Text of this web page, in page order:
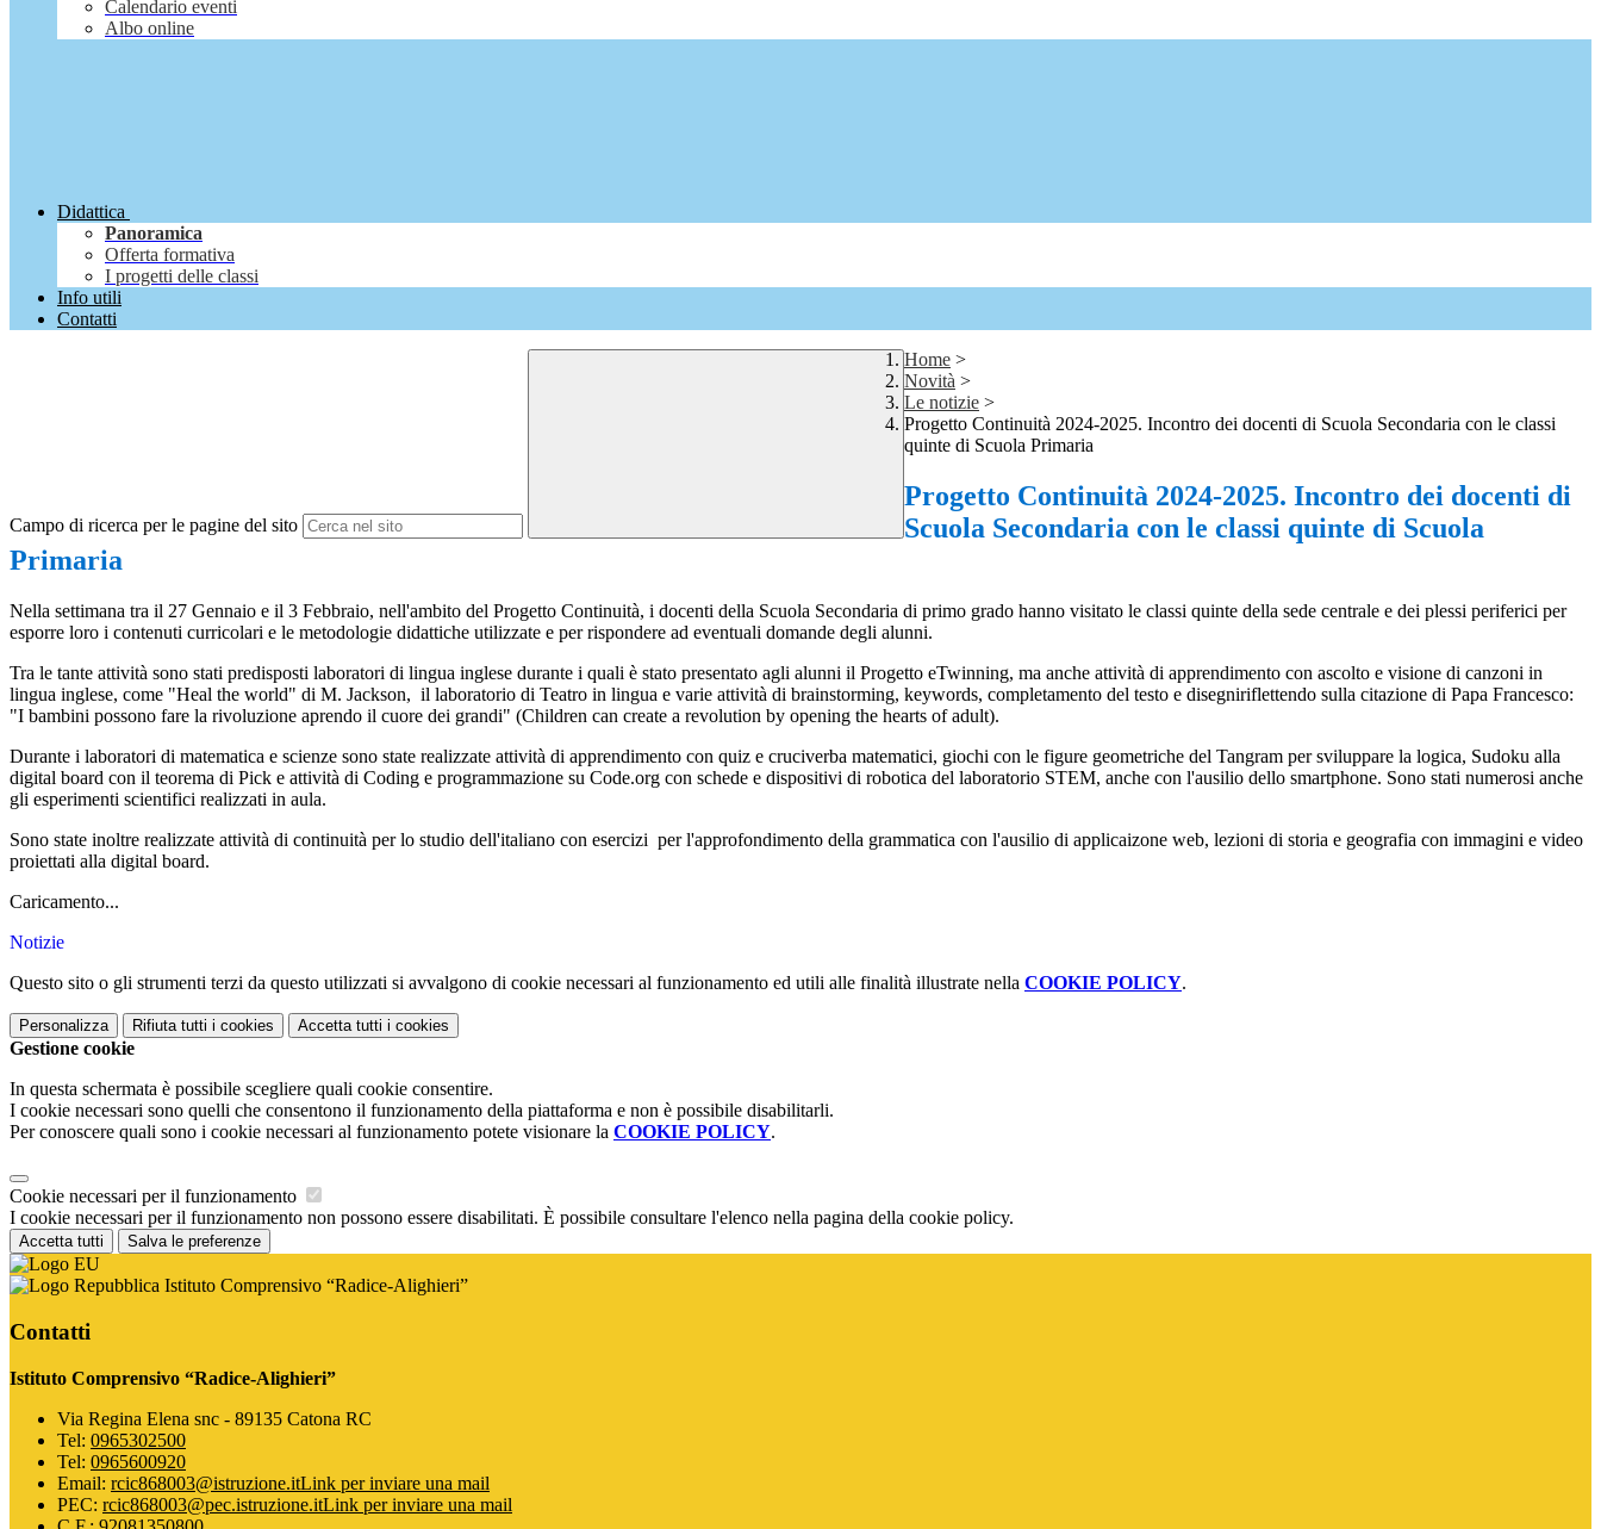
Calendario eventi
Albo online
Didattica
Panoramica
Offerta formativa
I progetti delle classi
Info utili
Contatti
Campo di ricerca per le pagine del sito
Home >
Novità >
Le notizie >
Progetto Continuità 2024-2025. Incontro dei docenti di Scuola Secondaria con le classi
quinte di Scuola Primaria
Progetto Continuità 2024-2025. Incontro dei docenti di
Scuola Secondaria con le classi quinte di Scuola
Primaria
Nella settimana tra il 27 Gennaio e il 3 Febbraio, nell'ambito del Progetto Continuità, i docenti della Scuola Secondaria di primo grado hanno visitato le classi quinte della sede centrale e dei plessi periferici per
esporre loro i contenuti curricolari e le metodologie didattiche utilizzate e per rispondere ad eventuali domande degli alunni.
Tra le tante attività sono stati predisposti laboratori di lingua inglese durante i quali è stato presentato agli alunni il Progetto eTwinning, ma anche attività di apprendimento con ascolto e visione di canzoni in
lingua inglese, come "Heal the world" di M. Jackson, il laboratorio di Teatro in lingua e varie attività di brainstorming, keywords, completamento del testo e disegniriflettendo sulla citazione di Papa Francesco:
"I bambini possono fare la rivoluzione aprendo il cuore dei grandi" (Children can create a revolution by opening the hearts of adult).
Durante i laboratori di matematica e scienze sono state realizzate attività di apprendimento con quiz e cruciverba matematici, giochi con le figure geometriche del Tangram per sviluppare la logica, Sudoku alla
digital board con il teorema di Pick e attività di Coding e programmazione su Code.org con schede e dispositivi di robotica del laboratorio STEM, anche con l'ausilio dello smartphone. Sono stati numerosi anche
gli esperimenti scientifici realizzati in aula.
Sono state inoltre realizzate attività di continuità per lo studio dell'italiano con esercizi per l'approfondimento della grammatica con l'ausilio di applicaizone web, lezioni di storia e geografia con immagini e video
proiettati alla digital board.
Caricamento...
Notizie
Questo sito o gli strumenti terzi da questo utilizzati si avvalgono di cookie necessari al funzionamento ed utili alle finalità illustrate nella COOKIE POLICY.
Personalizza Rifiuta tutti i cookies Accetta tutti i cookies
Gestione cookie
In questa schermata è possibile scegliere quali cookie consentire.
I cookie necessari sono quelli che consentono il funzionamento della piattaforma e non è possibile disabilitarli.
Per conoscere quali sono i cookie necessari al funzionamento potete visionare la COOKIE POLICY.
Cookie necessari per il funzionamento
I cookie necessari per il funzionamento non possono essere disabilitati. È possibile consultare l'elenco nella pagina della cookie policy.
Accetta tutti Salva le preferenze
Istituto Comprensivo “Radice-Alighieri”
Contatti
Istituto Comprensivo “Radice-Alighieri”
Via Regina Elena snc - 89135 Catona RC
Tel: 0965302500
Tel: 0965600920
Email: rcic868003@istruzione.itLink per inviare una mail
PEC: rcic868003@pec.istruzione.itLink per inviare una mail